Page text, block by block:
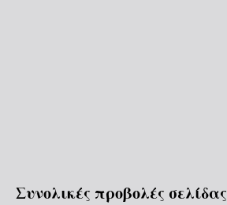
Συνολικές προβολές σελίδας